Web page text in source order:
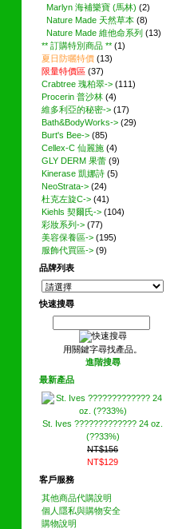
Marlyn 海補樂寶 (馬林) (2)
Nature Made 天然草本 (8)
Nature Made 維他命系列 (13)
** 訂購特別商品 ** (1)
夏日防曬特價 (13)
限量特價區 (37)
Crabtree 瑰柏翠-> (111)
Procerin 普沙林 (4)
維多利亞的秘密-> (17)
Bath&BodyWorks-> (29)
Burt's Bee-> (85)
Cellex-C 仙麗施 (4)
GLY DERM 果蕾 (9)
Kinerase 凱娜詩 (5)
NeoStrata-> (24)
杜克左旋C-> (41)
Kiehls 契爾氏-> (104)
彩妝系列-> (77)
美容保養區-> (195)
服飾代買區-> (9)
品牌列表
快速搜尋
用關鍵字尋找產品。
進階搜尋
最新產品
St. Ives ????????????? 24 oz.
(??33%)
NT$156
NT$129
客戶服務
其他商品代購說明
個人隱私與購物安全
購物說明